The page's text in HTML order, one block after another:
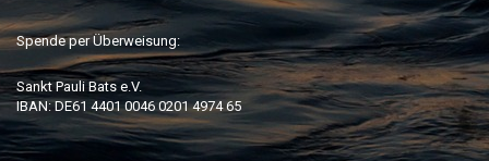
Spende per Überweisung:
Sankt Pauli Bats e.V.
IBAN: DE61 4401 0046 0201 4974 65